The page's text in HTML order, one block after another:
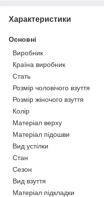
Характеристики
Основні
Виробник
Країна виробник
Стать
Розмір чоловічого взуття
Розмір жіночого взуття
Колір
Матеріал верху
Матеріал підошви
Вид устілки
Стан
Сезон
Вид взуття
Матеріал підкладки